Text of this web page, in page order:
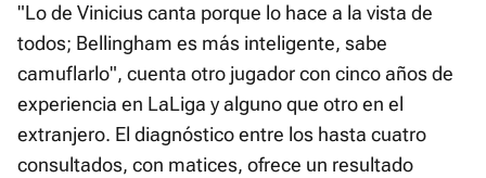
"Lo de Vinicius canta porque lo hace a la vista de
todos; Bellingham es más inteligente, sabe
camuflarlo", cuenta otro jugador con cinco años de
experiencia en LaLiga y alguno que otro en el
extranjero. El diagnóstico entre los hasta cuatro
consultados, con matices, ofrece un resultado